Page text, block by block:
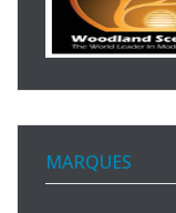
MARQUES